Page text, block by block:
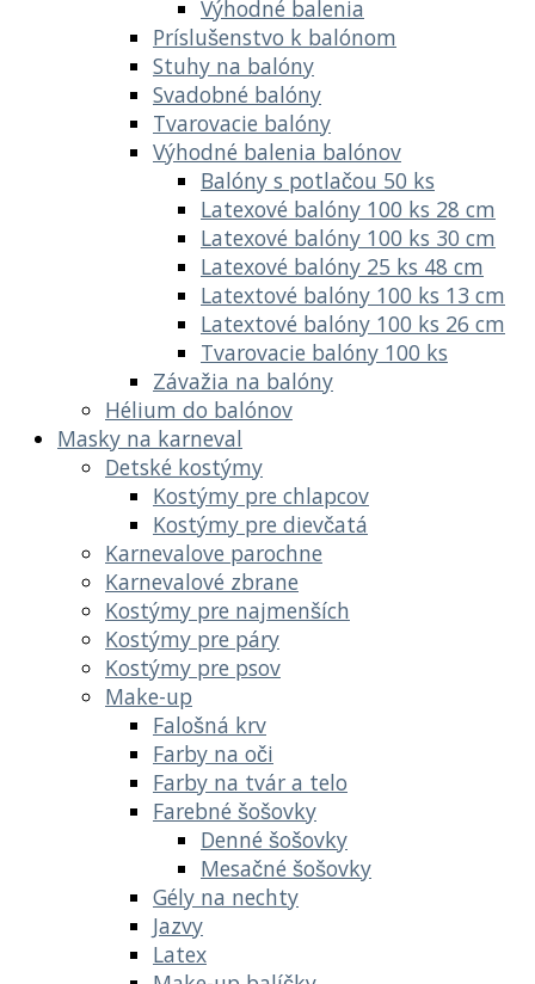
Výhodné balenia
Príslušenstvo k balónom
Stuhy na balóny
Svadobné balóny
Tvarovacie balóny
Výhodné balenia balónov
Balóny s potlačou 50 ks
Latexové balóny 100 ks 28 cm
Latexové balóny 100 ks 30 cm
Latexové balóny 25 ks 48 cm
Latextové balóny 100 ks 13 cm
Latextové balóny 100 ks 26 cm
Tvarovacie balóny 100 ks
Závažia na balóny
Hélium do balónov
Masky na karneval
Detské kostýmy
Kostýmy pre chlapcov
Kostýmy pre dievčatá
Karnevalove parochne
Karnevalové zbrane
Kostýmy pre najmenších
Kostýmy pre páry
Kostýmy pre psov
Make-up
Falošná krv
Farby na oči
Farby na tvár a telo
Farebné šošovky
Denné šošovky
Mesačné šošovky
Gély na nechty
Jazvy
Latex